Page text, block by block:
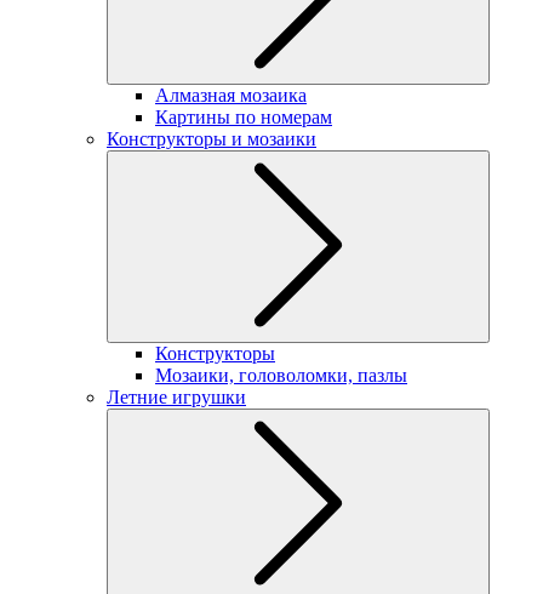
Алмазная мозаика
Картины по номерам
Конструкторы и мозаики
Конструкторы
Мозаики, головоломки, пазлы
Летние игрушки